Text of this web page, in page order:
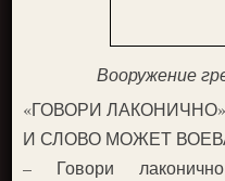
Вооружение
«ГОВОРИ ЛАКОНИЧНО»
И СЛОВО МОЖЕТ
– Говори